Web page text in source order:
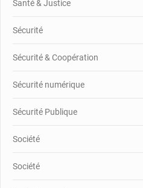
Santé & Justice
Sécurité
Sécurité & Coopération
Sécurité numérique
Sécurité Publique
Société
Société